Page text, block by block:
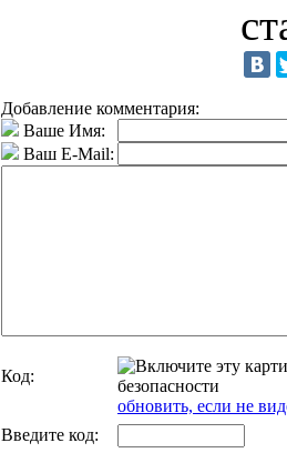
Добавление комментария:
Ваше Имя:
Ваш E-Mail:
Код:
обновить, если не
Введите код: